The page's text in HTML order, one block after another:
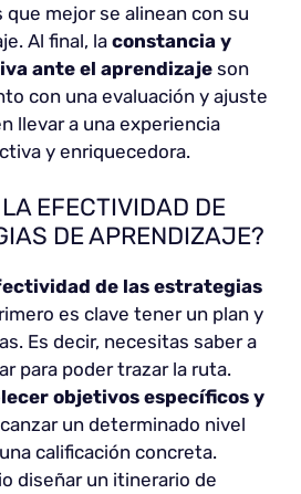
que mejor se alinean con su
Al final, la constancia y
ante el aprendizaje son
con una evaluación y ajuste
llevar a una experiencia
y enriquecedora.
EFECTIVIDAD DE
DE APRENDIZAJE?
de las estrategias
es clave tener un plan y
Es decir, necesitas saber a
para poder trazar la ruta.
objetivos específicos y
un determinado nivel
calificación concreta.
diseñar un itinerario de